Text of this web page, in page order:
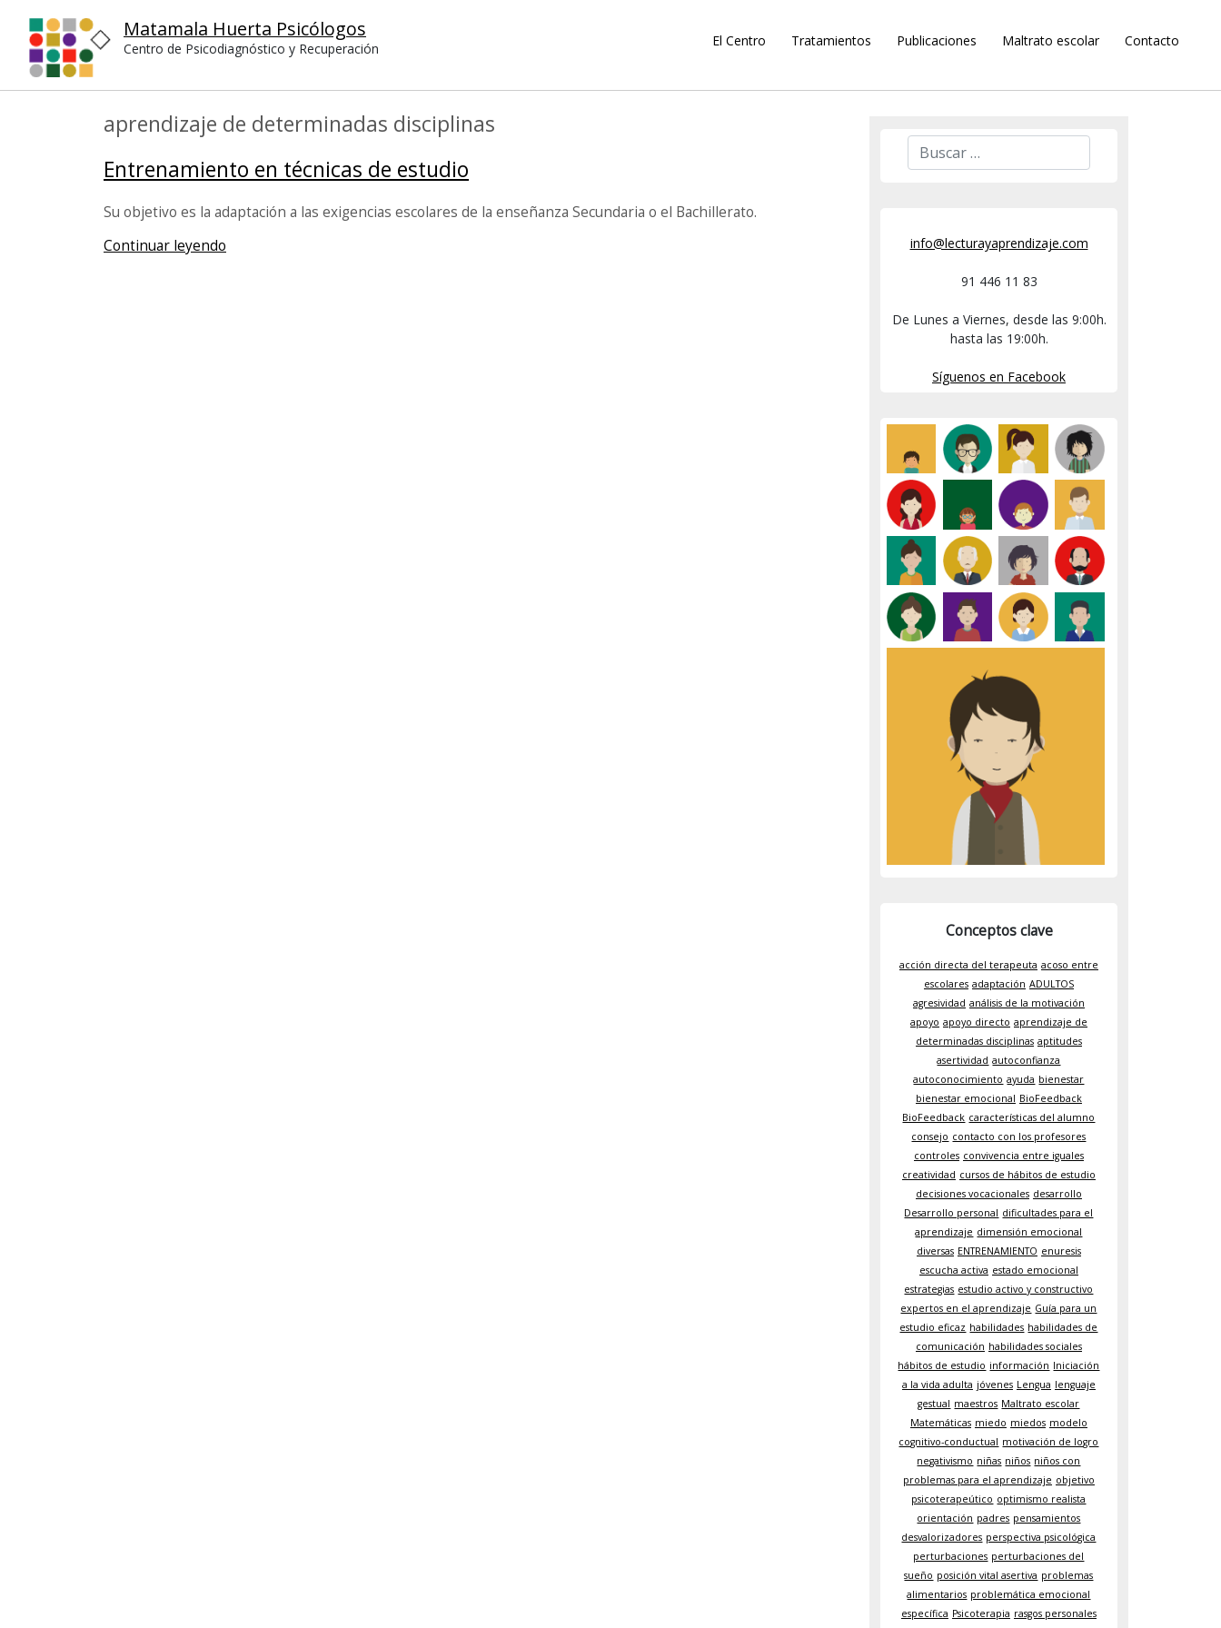
Matamala Huerta Psicólogos
Centro de Psicodiagnóstico y Recuperación El Centro Tratamientos Publicaciones Maltrato escolar Contacto
aprendizaje de determinadas disciplinas
Entrenamiento en técnicas de estudio
Su objetivo es la adaptación a las exigencias escolares de la enseñanza Secundaria o el Bachillerato.
Continuar leyendo
info@lecturayaprendizaje.com
91 446 11 83
De Lunes a Viernes, desde las 9:00h.
hasta las 19:00h.
Síguenos en Facebook
Conceptos clave
acción directa del terapeuta acoso entre
escolares adaptación ADULTOS
agresividad análisis de la motivación
apoyo apoyo directo aprendizaje de
determinadas disciplinas aptitudes
asertividad autoconfianza
autoconocimiento ayuda bienestar
bienestar emocional BioFeedback
BioFeedback características del alumno
consejo contacto con los profesores
controles convivencia entre iguales
creatividad cursos de hábitos de estudio
decisiones vocacionales desarrollo
Desarrollo personal dificultades para el
aprendizaje dimensión emocional
diversas ENTRENAMIENTO enuresis
escucha activa estado emocional
estrategias estudio activo y constructivo
expertos en el aprendizaje Guía para un
estudio eficaz habilidades habilidades de
comunicación habilidades sociales
hábitos de estudio información Iniciación
a la vida adulta jóvenes Lengua lenguaje
gestual maestros Maltrato escolar
Matemáticas miedo miedos modelo
cognitivo-conductual motivación de logro
negativismo niñas niños niños con
problemas para el aprendizaje objetivo
psicoterapeútico optimismo realista
orientación padres pensamientos
desvalorizadores perspectiva psicológica
perturbaciones perturbaciones del
sueño posición vital asertiva problemas
alimentarios problemática emocional
específica Psicoterapia rasgos personales